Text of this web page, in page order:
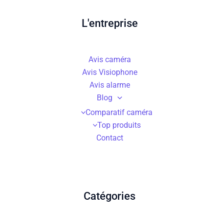
L'entreprise
Avis caméra
Avis Visiophone
Avis alarme
Blog
Comparatif caméra
Top produits
Contact
Catégories